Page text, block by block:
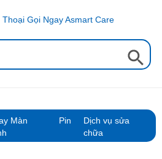
Search Button
Màn
Pin
Dịch vụ sửa
chữa